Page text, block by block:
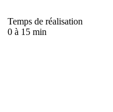
Temps de réalisation
0 à 15 min